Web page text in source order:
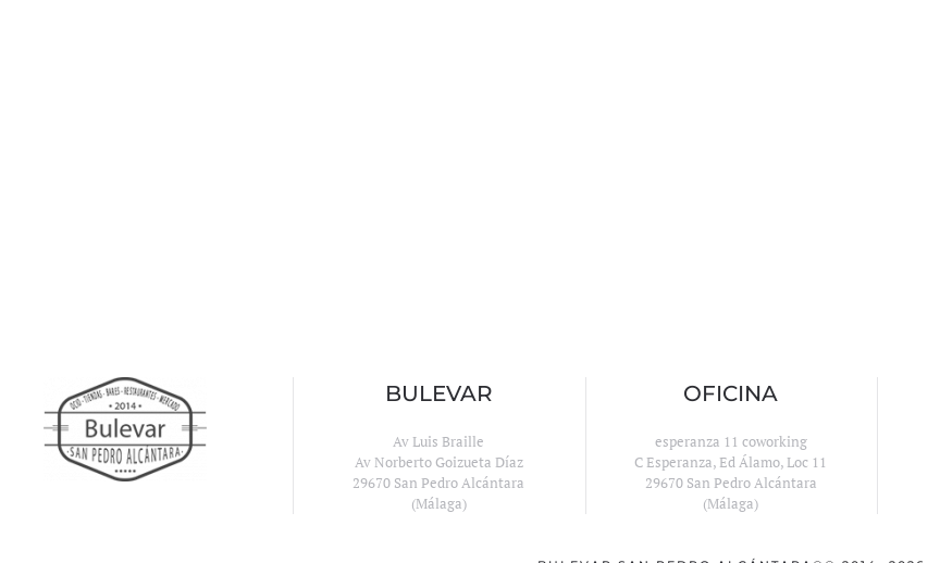
BULEVAR
Av Luis Braille
Av Norberto Goizueta Díaz
29670 San Pedro Alcántara
(Málaga)
OFICINA
esperanza 11 coworking
C Esperanza, Ed Álamo, Loc 11
29670 San Pedro Alcántara
(Málaga)